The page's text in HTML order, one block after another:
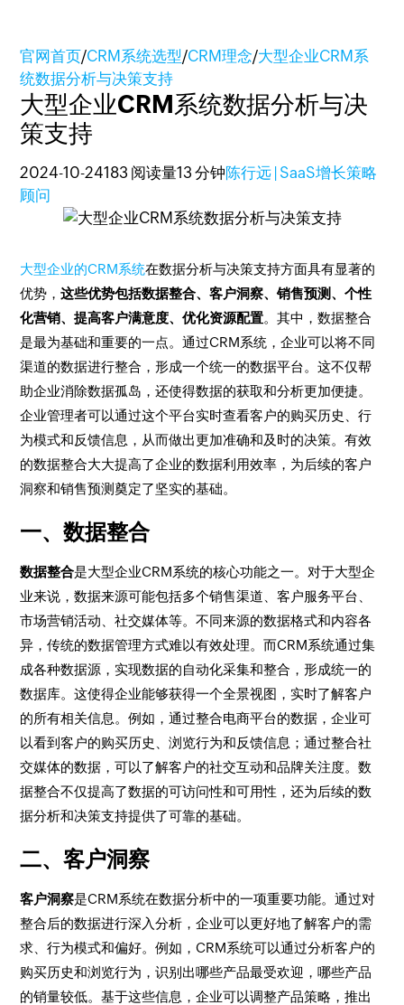
官网首页/CRM系统选型/CRM理念/大型企业CRM系
统数据分析与决策支持
大型企业CRM系统数据分析与决
策支持
2024-10-24183 阅读量13 分钟陈行远 | SaaS增长策略
顾问
大型企业的CRM系统在数据分析与决策支持方面具有显著的
优势，这些优势包括数据整合、客户洞察、销售预测、个性
化营销、提高客户满意度、优化资源配置。其中，数据整合
是最为基础和重要的一点。通过CRM系统，企业可以将不同
渠道的数据进行整合，形成一个统一的数据平台。这不仅帮
助企业消除数据孤岛，还使得数据的获取和分析更加便捷。
企业管理者可以通过这个平台实时查看客户的购买历史、行
为模式和反馈信息，从而做出更加准确和及时的决策。有效
的数据整合大大提高了企业的数据利用效率，为后续的客户
洞察和销售预测奠定了坚实的基础。
一、数据整合
数据整合是大型企业CRM系统的核心功能之一。对于大型企
业来说，数据来源可能包括多个销售渠道、客户服务平台、
市场营销活动、社交媒体等。不同来源的数据格式和内容各
异，传统的数据管理方式难以有效处理。而CRM系统通过集
成各种数据源，实现数据的自动化采集和整合，形成统一的
数据库。这使得企业能够获得一个全景视图，实时了解客户
的所有相关信息。例如，通过整合电商平台的数据，企业可
以看到客户的购买历史、浏览行为和反馈信息；通过整合社
交媒体的数据，可以了解客户的社交互动和品牌关注度。数
据整合不仅提高了数据的可访问性和可用性，还为后续的数
据分析和决策支持提供了可靠的基础。
二、客户洞察
客户洞察是CRM系统在数据分析中的一项重要功能。通过对
整合后的数据进行深入分析，企业可以更好地了解客户的需
求、行为模式和偏好。例如，CRM系统可以通过分析客户的
购买历史和浏览行为，识别出哪些产品最受欢迎，哪些产品
的销量较低。基于这些信息，企业可以调整产品策略，推出